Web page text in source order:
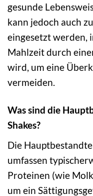
gesunde
kann jedoch auch
eingesetzt werden,
Mahlzeit durch
wird, um eine
vermeiden.
Was sind die
Shakes?
Die
umfassen
Proteinen (wie
um ein